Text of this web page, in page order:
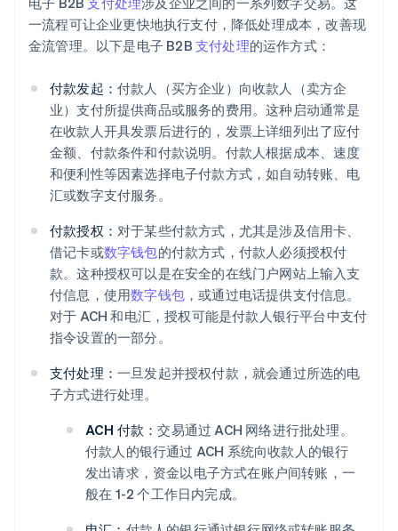
一流程可让企业更快地执行支付，降低处理成本，改善现
金流管理。以下是电子 B2B 支付处理的运作方式：
付款发起： 付款人（买方企业）向收款人（卖方企
业）支付所提供商品或服务的费用。这种启动通常是
在收款人开具发票后进行的，发票上详细列出了应付
金额、付款条件和付款说明。付款人根据成本、速度
和便利性等因素选择电子付款方式，如自动转账、电
汇或数字支付服务。
付款授权： 对于某些付款方式，尤其是涉及信用卡、
借记卡或数字钱包的付款方式，付款人必须授权付
款。这种授权可以是在安全的在线门户网站上输入支
付信息，使用数字钱包 ，或通过电话提供支付信息。
对于 ACH 和电汇，授权可能是付款人银行平台中支付
指令设置的一部分。
支付处理： 一旦发起并授权付款，就会通过所选的电
子方式进行处理。
ACH 付款：交易通过 ACH 网络进行批处理。
付款人的银行通过 ACH 系统向收款人的银行
发出请求，资金以电子方式在账户间转账，一
般在 1-2 个工作日内完成。